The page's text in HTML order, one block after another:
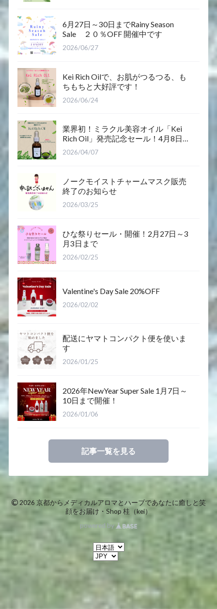
6月27日～30日までRainy Season
Sale ２０％OFF 開催中です
2026/06/27
Kei Rich Oilで、お肌がつるつる、も
ちもちと大好評です！
2026/06/24
業界初！ミラクル美容オイル「Kei
Rich Oil」発売記念セール！4月8日12
時～12日まで
2026/04/07
ノークモイストチャームマスク販売
終了のお知らせ
2026/03/25
ひな祭りセール・開催！2月27日～3
月3日まで
2026/02/25
Valentine's Day Sale 20%OFF
2026/02/02
配送にヤマトコンパクト便を使いま
す
2026/01/25
2026年NewYear Super Sale 1月7日～
10日まで開催！
2026/01/06
記事一覧を見る
©2026 京都からメディカルアロマとハーブであなたに癒しと笑
顔をお届け・Shop 桂（kei）
powered by